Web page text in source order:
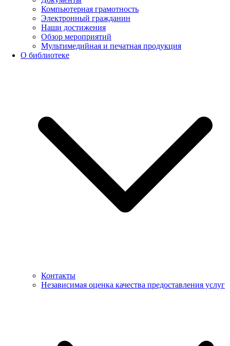
Компьютерная грамотность
Электронный гражданин
Наши достижения
Обзор мероприятий
Мультимедийная и печатная продукция
О библиотеке
Контакты
Независимая оценка качества предоставления услуг